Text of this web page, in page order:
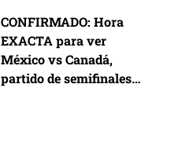
CONFIRMADO: Hora
EXACTA para ver
México vs Canadá,
partido de semifinales